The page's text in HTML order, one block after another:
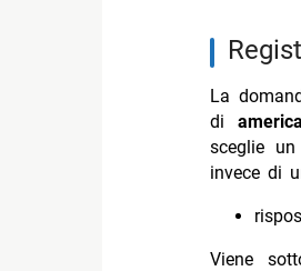
La
di
sceglie
invece di
Viene